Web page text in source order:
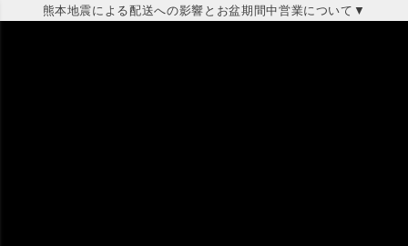
熊本地震による配送への影響とお盆期間中営業について▼